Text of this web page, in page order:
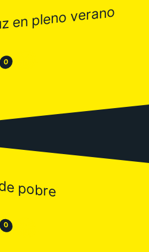
en pleno verano
0 😂
pobre
0 😂